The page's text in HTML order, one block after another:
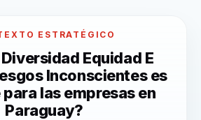
ESTRATÉGICO
Equidad E
Inconscientes es
las empresas en
Paraguay?